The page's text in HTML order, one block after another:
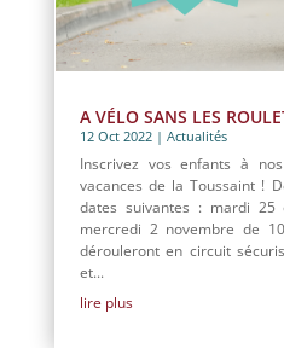
A VÉLO SANS LES
12 Oct 2022| Actualités
Inscrivez vos enfants à
vacances de la Toussaint !
dates suivantes : mardi
mercredi 2 novembre de
dérouleront en circuit
et...
lire plus